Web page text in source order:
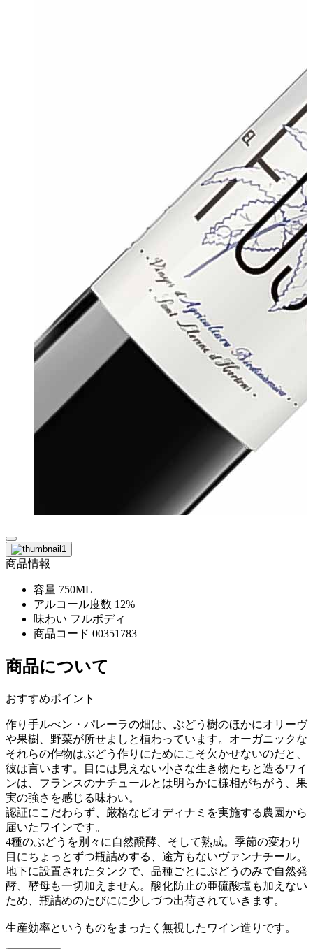
商品情報
容量 750ML
アルコール度数 12%
味わい フルボディ
商品コード 00351783
商品について
おすすめポイント
作り手ルべン・パレーラの畑は、ぶどう樹のほかにオリーヴ
や果樹、野菜が所せましと植わっています。オーガニックな
それらの作物はぶどう作りにためにこそ欠かせないのだと、
彼は言います。目には見えない小さな生き物たちと造るワイ
ンは、フランスのナチュールとは明らかに様相がちがう、果
実の強さを感じる味わい。
認証にこだわらず、厳格なビオディナミを実施する農園から
届いたワインです。
4種のぶどうを別々に自然醗酵、そして熟成。季節の変わり
目にちょっとずつ瓶詰めする、途方もないヴァンナチール。
地下に設置されたタンクで、品種ごとにぶどうのみで自然発
酵、酵母も一切加えません。酸化防止の亜硫酸塩も加えない
ため、瓶詰めのたびにに少しづつ出荷されていきます。
生産効率というものをまったく無視したワイン造りです。